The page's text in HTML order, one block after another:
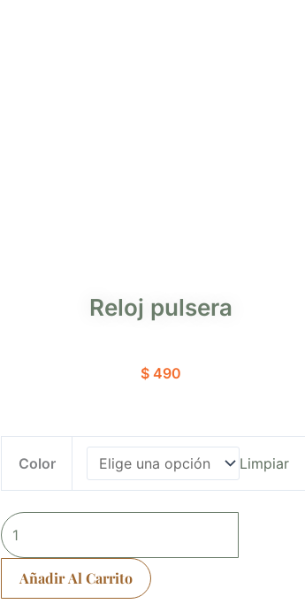
Reloj pulsera
$ 490
Color Limpiar
pulsera
cantidad
Añadir Al Carrito